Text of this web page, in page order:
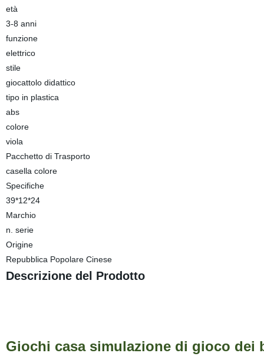
età
3-8 anni
funzione
elettrico
stile
giocattolo didattico
tipo in plastica
abs
colore
viola
Pacchetto di Trasporto
casella colore
Specifiche
39*12*24
Marchio
n. serie
Origine
Repubblica Popolare Cinese
Descrizione del Prodotto
Giochi casa simulazione di gioco